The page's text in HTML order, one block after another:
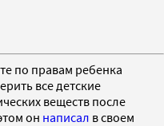
по правам ребенка
все детские
веществ после
он написал в своем